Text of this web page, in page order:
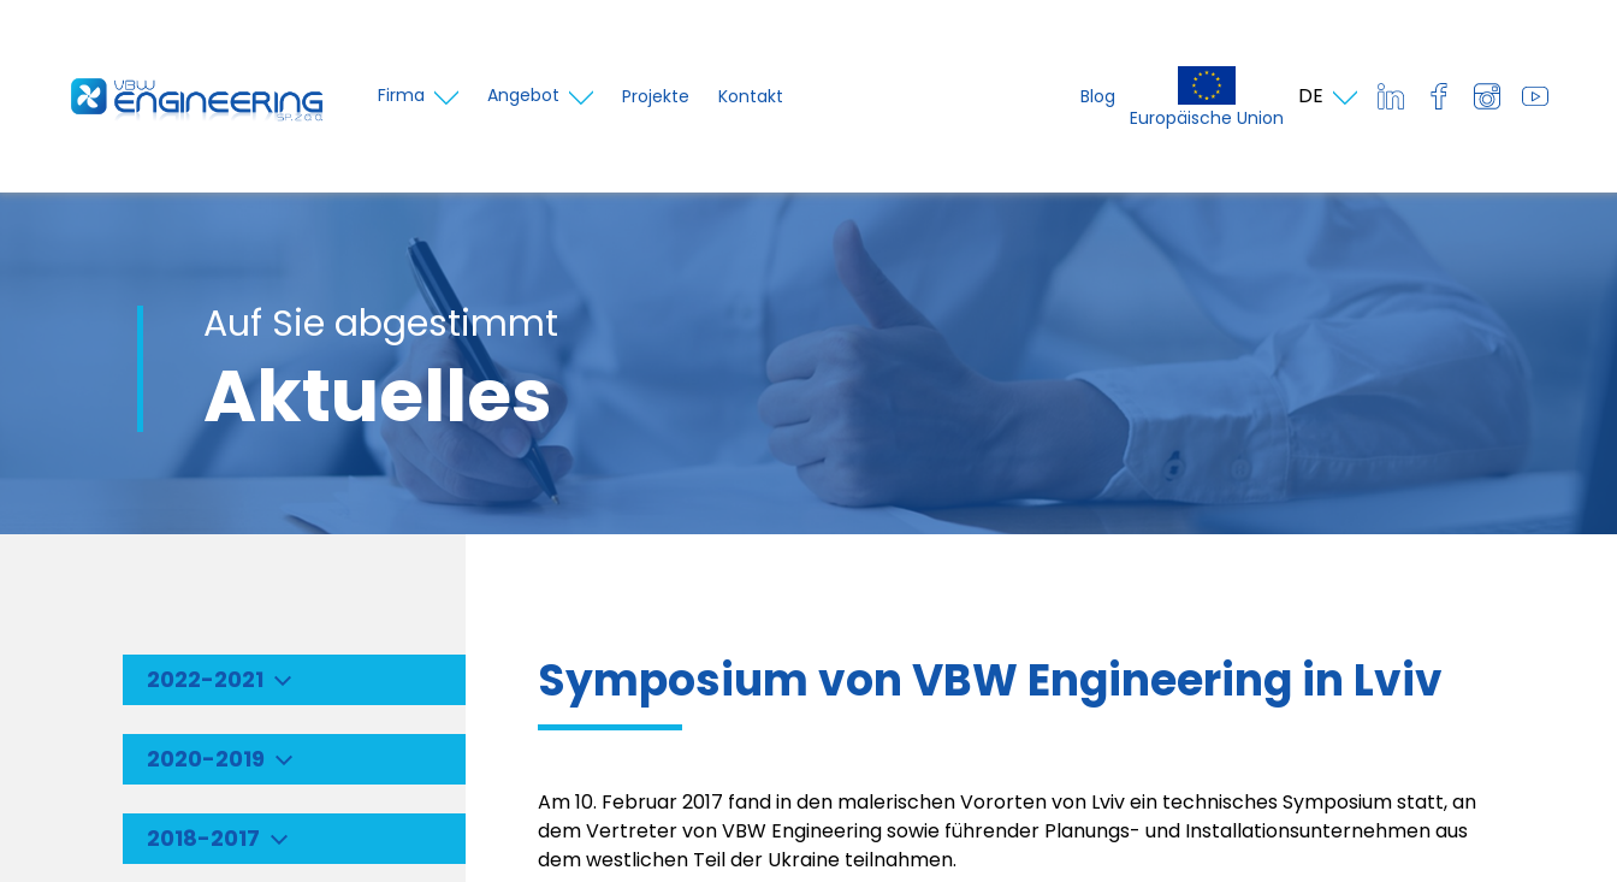
Firma Angebot Projekte Kontakt
Blog
Europäische Union
DE
Auf Sie abgestimmt
Aktuelles
2022-2021
2020-2019
2018-2017
Symposium von VBW Engineering in Lviv
Am 10. Februar 2017 fand in den malerischen Vororten von Lviv ein technisches Symposium statt, an
dem Vertreter von VBW Engineering sowie führender Planungs- und Installationsunternehmen aus
dem westlichen Teil der Ukraine teilnahmen.